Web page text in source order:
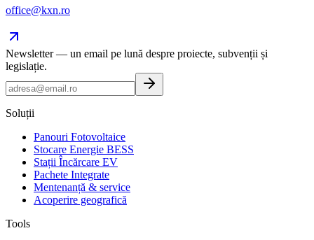
office@kxn.ro
Newsletter — un email pe lună despre proiecte, subvenții și
legislație.
Soluții
Panouri Fotovoltaice
Stocare Energie BESS
Stații Încărcare EV
Pachete Integrate
Mentenanță & service
Acoperire geografică
Tools